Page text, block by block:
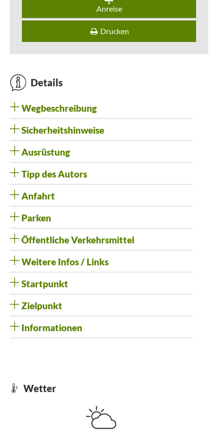
Anreise
Drucken
Details
Wegbeschreibung
Sicherheitshinweise
Ausrüstung
Tipp des Autors
Anfahrt
Parken
Öffentliche Verkehrsmittel
Weitere Infos / Links
Startpunkt
Zielpunkt
Informationen
Wetter